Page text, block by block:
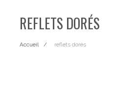
REFLETS DORÉS
Accueil reflets dorés